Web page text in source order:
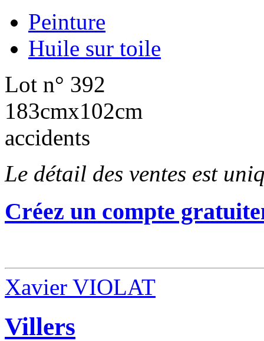
Peinture
Huile sur toile
Lot n° 392
183cmx102cm
accidents
Le détail des ventes est
Créez un compte
Xavier VIOLAT
Villers